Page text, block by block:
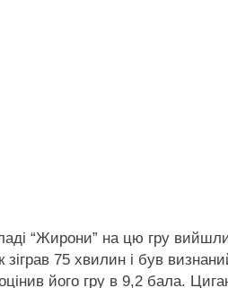
“Жирони” на цю гру вийшли
75 хвилин і був
його гру в 9,2 бала.